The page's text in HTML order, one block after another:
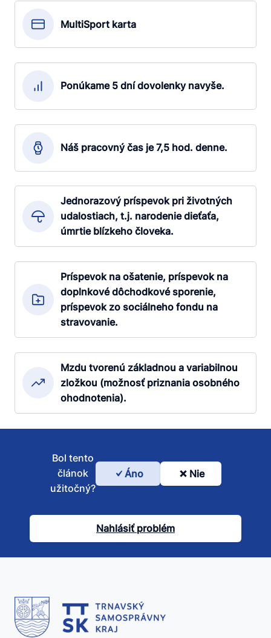
MultiSport karta
Ponúkame 5 dní dovolenky navyše.
Náš pracovný čas je 7,5 hod. denne.
Jednorazový príspevok pri životných
udalostiach, t.j. narodenie dieťaťa,
úmrtie blízkeho človeka.
Príspevok na ošatenie, príspevok na
doplnkové dôchodkové sporenie,
príspevok zo sociálneho fondu na
stravovanie.
Mzdu tvorenú základnou a variabilnou
zložkou (možnosť priznania osobného
ohodnotenia).
Bol
článok
užitočný?
Bol tento
článok
užitočný?
Áno Nie
Nahlásiť problém